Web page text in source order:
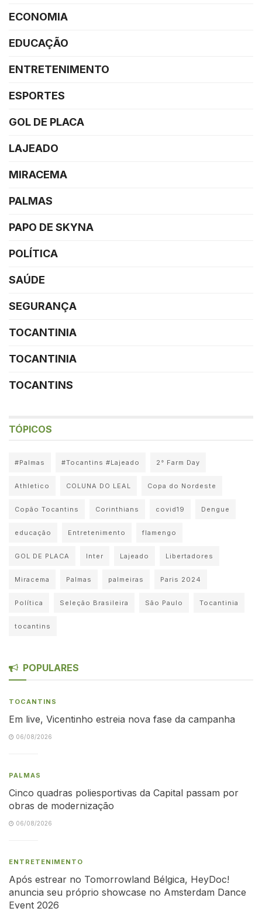
ECONOMIA
EDUCAÇÃO
ENTRETENIMENTO
ESPORTES
GOL DE PLACA
LAJEADO
MIRACEMA
PALMAS
PAPO DE SKYNA
POLÍTICA
SAÚDE
SEGURANÇA
TOCANTINIA
TOCANTINIA
TOCANTINS
TÓPICOS
#Palmas #Tocantins #Lajeado 2° Farm Day
Athletico COLUNA DO LEAL Copa do Nordeste
Copão Tocantins Corinthians covid19 Dengue
educação Entretenimento flamengo
GOL DE PLACA Inter Lajeado Libertadores
Miracema Palmas palmeiras Paris 2024
Política Seleção Brasileira São Paulo Tocantinia
tocantins
POPULARES
TOCANTINS
Em live, Vicentinho estreia nova fase da campanha
06/08/2026
PALMAS
Cinco quadras poliesportivas da Capital passam por
obras de modernização
06/08/2026
ENTRETENIMENTO
Após estrear no Tomorrowland Bélgica, HeyDoc!
anuncia seu próprio showcase no Amsterdam Dance
Event 2026